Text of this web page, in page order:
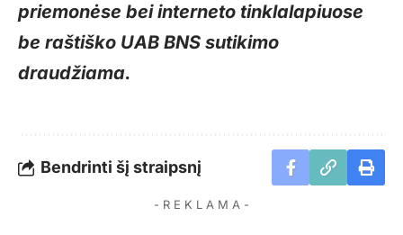
priemonėse bei interneto tinklalapiuose
be raštiško UAB BNS sutikimo
draudžiama.
Bendrinti šį straipsnį
- R E K L A M A -